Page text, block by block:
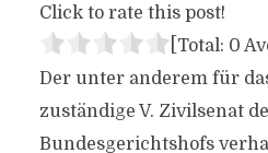
Click to rate this post!
[Total: 0
Der unter anderem für
zuständige V. Zivilsenat
Bundesgerichtshofs